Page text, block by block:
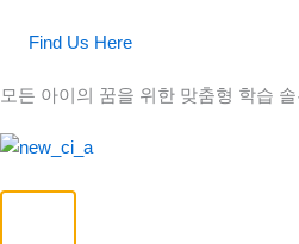
로
너
Find Us Here
모든 아이의 꿈을 위한 맞춤형 학습 솔